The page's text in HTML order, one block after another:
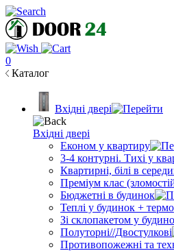
0
Каталог
Вхідні двері
Вхідні двері
Економ у квартиру
3-4 контурні. Тихі у
Квартирні, білі в
Преміум клас
Бюджетні в будинок
Теплі у будинок +
Зі склопакетом у
Полуторні//Двостулкові
Противопожежні та